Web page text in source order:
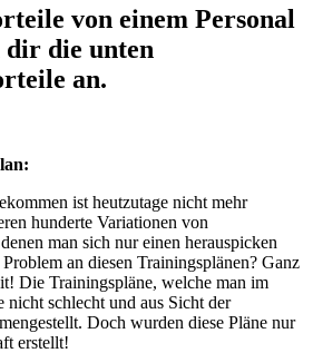
von einem Personal
dir die unten
an.
ist heutzutage nicht mehr
hunderte Variationen von
man sich nur einen herauspicken
an diesen Trainingsplänen? Ganz
Die Trainingspläne, welche man im
nicht schlecht und aus Sicht der
Doch wurden diese Pläne nur
erstellt!